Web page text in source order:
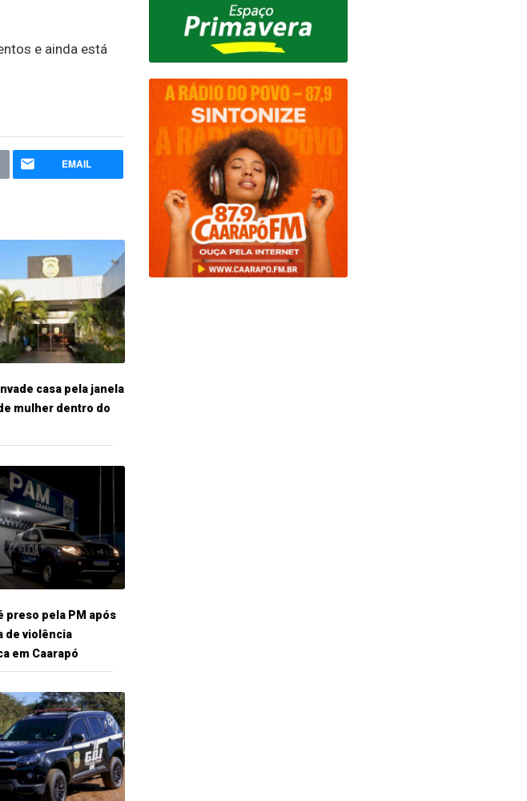
e ainda está
EMAIL
casa pela janela
mulher dentro do
preso pela PM após
de violência
em Caarapó